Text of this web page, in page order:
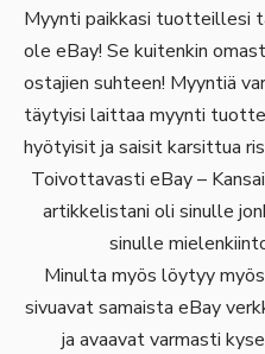
Myynti paikkasi tuotteillesi
ole eBay! Se kuitenkin
ostajien suhteen! Myyntiä
täytyisi laittaa myynti
hyötyisit ja saisit karsittua
Toivottavasti eBay –
artikkelistani oli sinulle
sinulle
Minulta myös löytyy
sivuavat samaista eBay
ja avaavat varmasti